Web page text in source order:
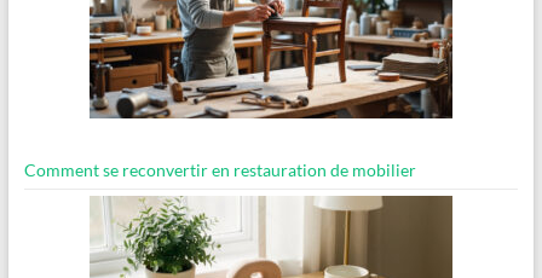
Comment se reconvertir en restauration de mobilier